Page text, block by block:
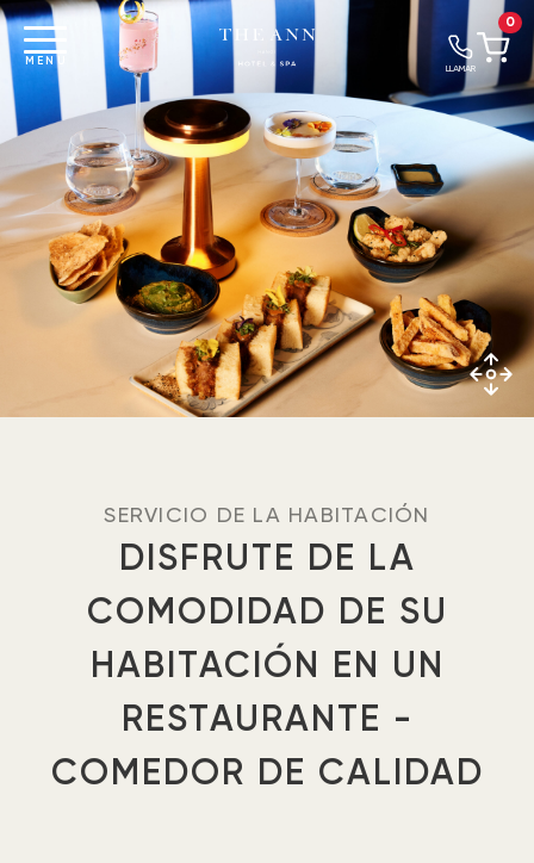
MENU
LLAMAR
0
SERVICIO DE LA HABITACIÓN
DISFRUTE DE LA
COMODIDAD DE SU
HABITACIÓN EN UN
RESTAURANTE -
COMEDOR DE CALIDAD